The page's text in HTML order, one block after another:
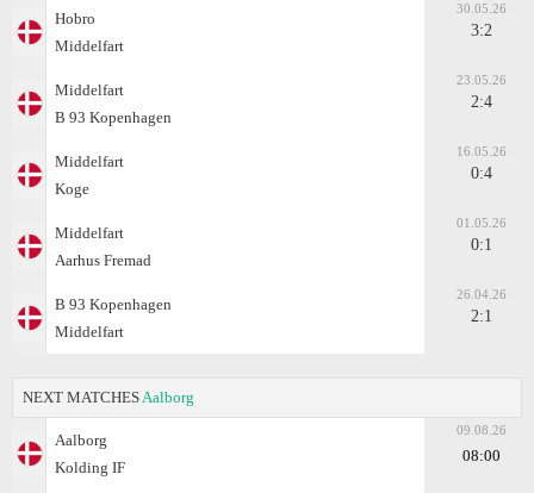
Hobro
Middelfart
30.05.26
3:2
Middelfart
B 93 Kopenhagen
23.05.26
2:4
Middelfart
Koge
16.05.26
0:4
Middelfart
Aarhus Fremad
01.05.26
0:1
B 93 Kopenhagen
Middelfart
26.04.26
2:1
NEXT MATCHES Aalborg
Aalborg
Kolding IF
09.08.26
08:00